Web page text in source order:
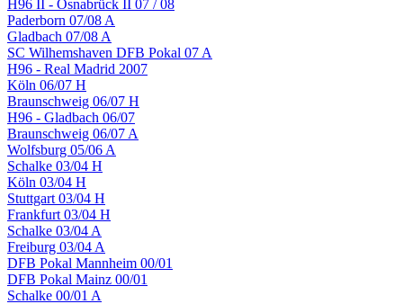
H96 II - Osnabrück II 07 / 08
Paderborn 07/08 A
Gladbach 07/08 A
SC Wilhemshaven DFB Pokal 07 A
H96 - Real Madrid 2007
Köln 06/07 H
Braunschweig 06/07 H
H96 - Gladbach 06/07
Braunschweig 06/07 A
Wolfsburg 05/06 A
Schalke 03/04 H
Köln 03/04 H
Stuttgart 03/04 H
Frankfurt 03/04 H
Schalke 03/04 A
Freiburg 03/04 A
DFB Pokal Mannheim 00/01
DFB Pokal Mainz 00/01
Schalke 00/01 A